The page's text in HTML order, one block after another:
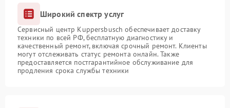
Широкий спектр услуг
Сервисный центр Kuppersbusch обеспечивает доставку
техники по всей РФ, бесплатную диагностику и
качественный ремонт, включая срочный ремонт. Клиенты
могут отслеживать статус ремонта онлайн. Также
предоставляется постгарантийное обслуживание для
продления срока службы техники